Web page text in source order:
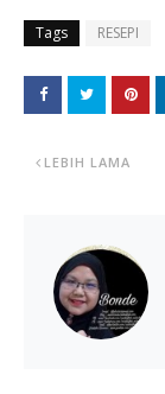
Tags RESEPI
LEBIH LAMA